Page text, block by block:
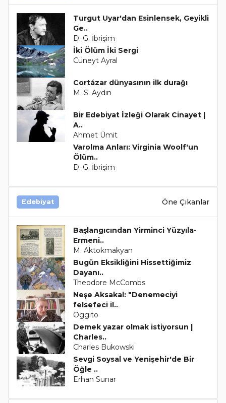
Turgut Uyar'dan Esinlensek, Geyikli
Ge..
D. G. İbrişim
İki Ölüm İki Sergi
Cüneyt Ayral
Cortázar dünyasının ilk durağı
M. S. Aydın
Bir Edebiyat İzleği Olarak Cinayet |
A..
Ahmet Ümit
Varolma Anları: Virginia Woolf'un
Ölüm..
D. G. İbrişim
Edebiyat Öne Çıkanlar
Başlangıcından Yirminci Yüzyıla-
Ermeni..
M. Aktokmakyan
Bugün Eksikliğini Hissettiğimiz
Dayanı..
Theodore McCombs
Neşe Aksakal: "Denemeciyi
felsefeci il..
Oggito
Demek yazar olmak istiyorsun |
Charles..
Charles Bukowski
Sevgi Soysal ve Yenişehir'de Bir
Öğle ..
Erhan Sunar